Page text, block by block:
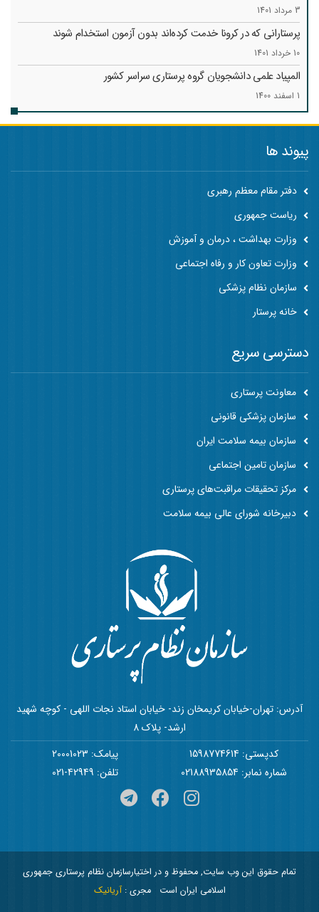
3 مرداد 1401
پرستارانی که در کرونا خدمت کرد‌ه‌اند بدون آزمون استخدام شوند
10 خرداد 1401
المپیاد علمی دانشجویان گروه پرستاری سراسر کشور
1 اسفند 1400
پیوند ها
دفتر مقام معظم رهبری
ریاست جمهوری
وزارت بهداشت ، درمان و آموزش
وزارت تعاون کار و رفاه اجتماعی
سازمان نظام پزشکی
خانه پرستار
آدرس: تهران-خیابان کریمخان زند- خیابان استاد نجات اللهی - کوچه شهید
ارشد- پلاک 8
کدپستی: 1598774614
پیامک: 20001023
شماره نمابر: 02188935854
تلفن: 42949-021
دسترسی سریع
معاونت پرستاری
سازمان پزشکی قانونی
سازمان بیمه سلامت ایران
سازمان تامین اجتماعی
مرکز تحقیقات مراقبت‌های پرستاری
دبیرخانه شورای عالی بیمه سلامت
تمام حقوق این وب سایت, محفوظ و در اختیارسازمان نظام پرستاری جمهوری
اسلامی ایران است
مجری :آریانیک